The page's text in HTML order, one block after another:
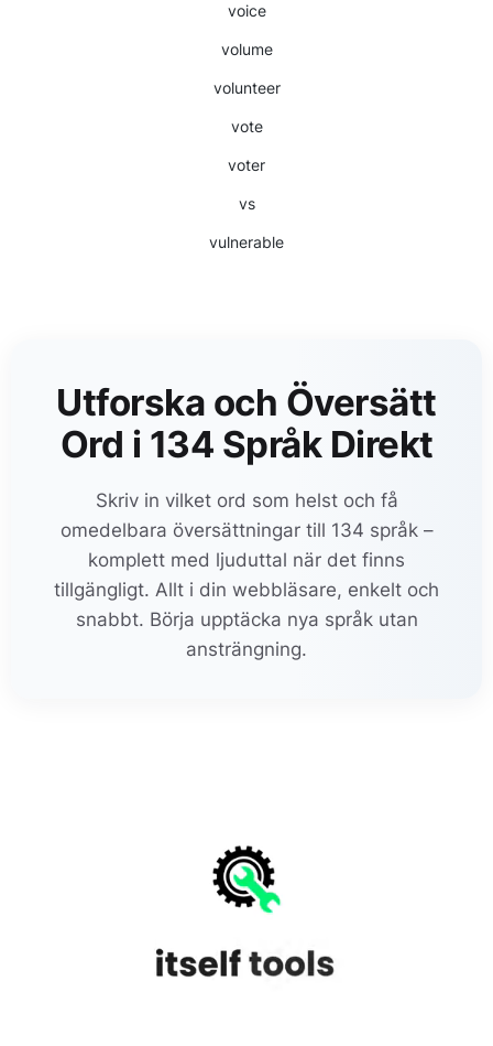
voice
volume
volunteer
vote
voter
vs
vulnerable
Utforska och Översätt
Ord i 134 Språk Direkt
Skriv in vilket ord som helst och få
omedelbara översättningar till 134 språk –
komplett med ljuduttal när det finns
tillgängligt. Allt i din webbläsare, enkelt och
snabbt. Börja upptäcka nya språk utan
ansträngning.